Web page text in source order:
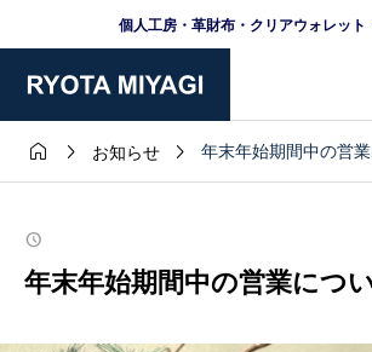
個人工房・革財布・クリアウォレット
  お知らせ  年末年始期間中の営
年末年始期間中の営業につ